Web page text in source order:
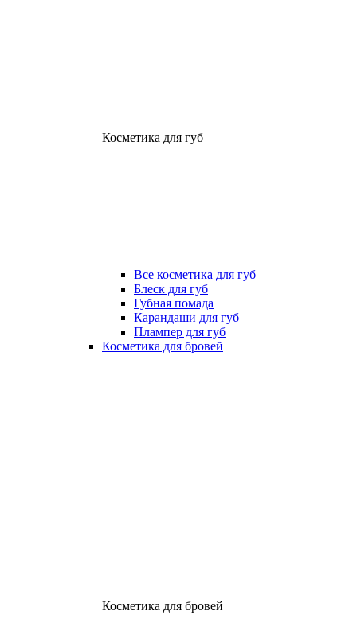
Косметика для губ
Все косметика для губ
Блеск для губ
Губная помада
Карандаши для губ
Плампер для губ
Косметика для бровей
Косметика для бровей